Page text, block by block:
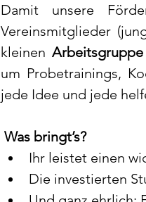
Damit unsere
Vereinsmitglieder
kleinen
um Probetrainings,
jede Idee und jede
Was bringt’s?
Ihr leistet einen
Die investierten